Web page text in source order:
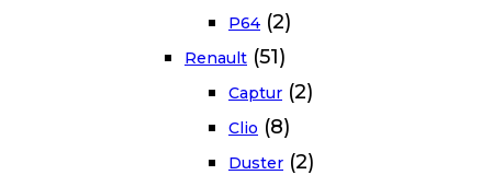
P64 (2)
Renault (51)
Captur (2)
Clio (8)
Duster (2)